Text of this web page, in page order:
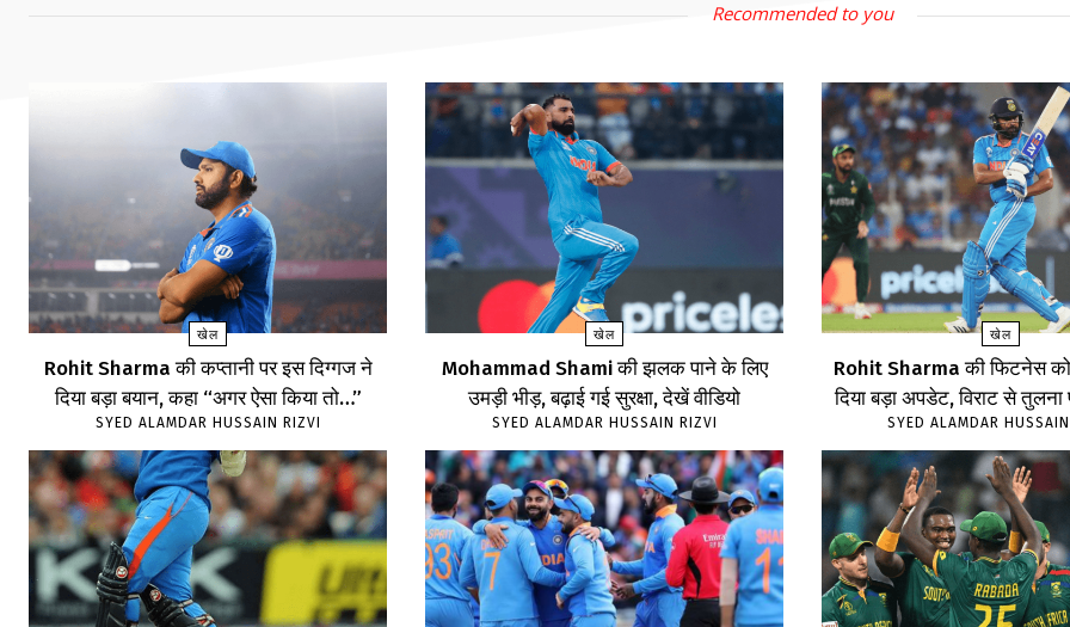
Recommended to you
खेल
Rohit Sharma की कप्तानी पर इस दिग्गज ने
दिया बड़ा बयान, कहा “अगर ऐसा किया तो…”
SYED ALAMDAR HUSSAIN RIZVI
खेल
Mohammad Shami की झलक पाने के लिए
उमड़ी भीड़, बढ़ाई गई सुरक्षा, देखें वीडियो
SYED ALAMDAR HUSSAIN RIZVI
खेल
Rohit Sharma की फिटनेस
दिया बड़ा अपडेट, विराट से तुलना
SYED ALAMDAR HUSSAIN